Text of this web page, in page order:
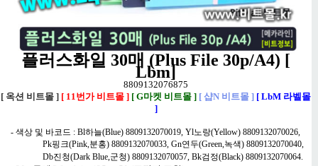
플러스화일 30매 (Plus File 30p/A4) [
Lbm]
8809132076875
[ 옥션 비트몰 ] [ 11번가 비트몰 ] [ G마켓 비트몰 ] [ 샵N 비트몰 ] [ LbM 라벨몰
]
- 색상 및 바코드 : Bl하늘(Blue) 8809132070019, Yl노랑(Yellow) 8809132070026,
Pk핑크(Pink,분홍) 8809132070033, Gn연두(Green,녹색) 8809132070040,
Db진청(Dark Blue,군청) 8809132070057, Bk검정(Black) 8809132070064.